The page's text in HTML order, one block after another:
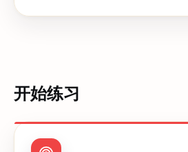
开始练习